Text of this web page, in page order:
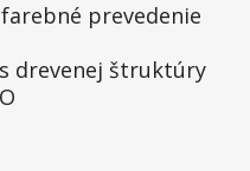
prevedenie
drevenej štruktúry